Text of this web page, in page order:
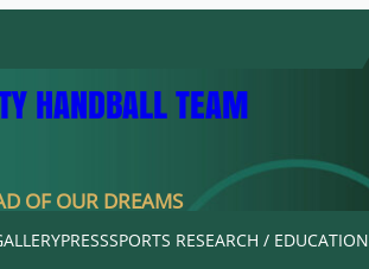
HANDBALL TEAM
OF OUR DREAMS
PRESSSPORTS RESEARCH / EDUCATION